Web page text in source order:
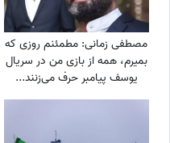
مصطفی زمانی: مطمئنم روزی که
بمیرم، همه از بازی من در سریال
یوسف پیامبر حرف می‌زنند...
+ویدیو